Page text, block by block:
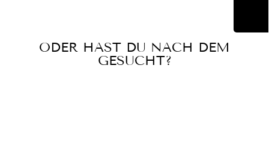
ODER HAST DU NACH DEM
GESUCHT?